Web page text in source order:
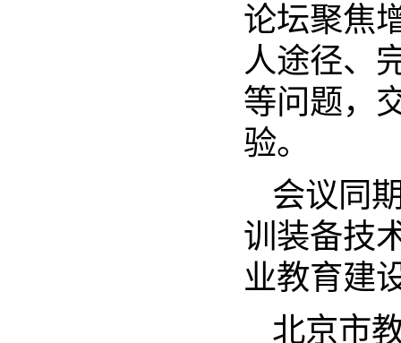
论坛聚焦
人途径、
等问题，
验。
会议同
训装备技
业教育建
北京市